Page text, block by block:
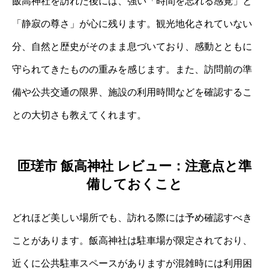
「静寂の尊さ」が心に残ります。観光地化されていない
分、自然と歴史がそのまま息づいており、感動とともに
守られてきたものの重みを感じます。また、訪問前の準
備や公共交通の限界、施設の利用時間などを確認するこ
との大切さも教えてくれます。
匝瑳市 飯高神社 レビュー：注意点と準
備しておくこと
どれほど美しい場所でも、訪れる際には予め確認すべき
ことがあります。飯高神社は駐車場が限定されており、
近くに公共駐車スペースがありますが混雑時には利用困